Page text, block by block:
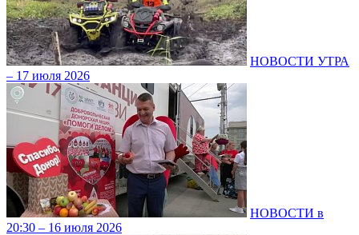
НОВОСТИ УТРА
– 17 июля 2026
НОВОСТИ в
20:30 – 16 июля 2026